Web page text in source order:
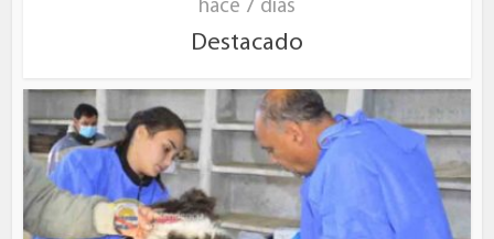
hace 7 días
Destacado